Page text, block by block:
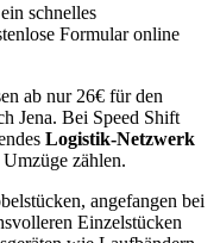
schnelles
Formular online
ab nur 26€ für den
Jena. Bei Speed Shift
Logistik-Netzwerk
zählen.
angefangen bei
Einzelstücken